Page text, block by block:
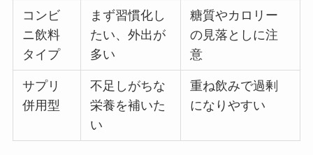
コンビ
ニ飲料
タイプ
まず習慣化し
たい、外出が
多い
糖質やカロリー
の見落としに注
意
サプリ
併用型
不足しがちな
栄養を補いた
い
重ね飲みで過剰
になりやすい